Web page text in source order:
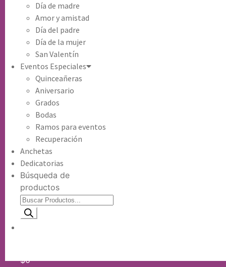
Día de madre
Amor y amistad
Día del padre
Día de la mujer
San Valentín
Eventos Especiales
Quinceañeras
Aniversario
Grados
Bodas
Ramos para eventos
Recuperación
Anchetas
Dedicatorias
Búsqueda de
productos
$0